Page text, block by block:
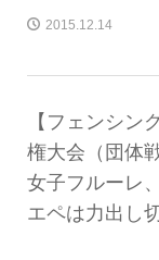
2015.12.14
【フェンシン
権大会（団体
女子フルーレ
エペは力出し